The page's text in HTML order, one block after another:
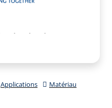
Applications
Matériau